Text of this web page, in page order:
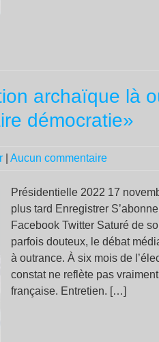
archaïque là
démocratie»
Aucun commentaire
Présidentielle 2022 17
plus tard Enregistrer
Facebook Twitter Saturé de
parfois douteux, le débat
à outrance. À six mois de
constat ne reflète pas
française. Entretien. […]